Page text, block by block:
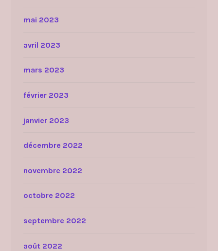
mai 2023
avril 2023
mars 2023
février 2023
janvier 2023
décembre 2022
novembre 2022
octobre 2022
septembre 2022
août 2022